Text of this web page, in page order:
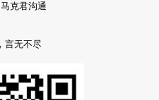
克君沟通
言无不尽